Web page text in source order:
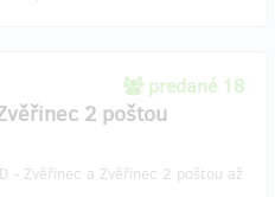
predané 18
2 poštou
- Zvěřinec a Zvěřinec 2 poštou až